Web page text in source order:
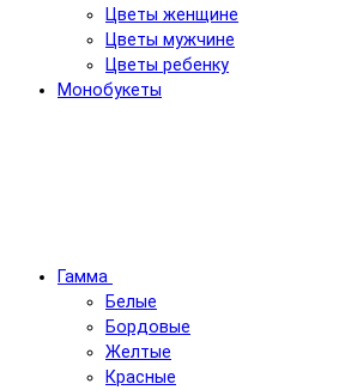
Цветы женщине
Цветы мужчине
Цветы ребенку
Монобукеты
Гамма
Белые
Бордовые
Желтые
Красные